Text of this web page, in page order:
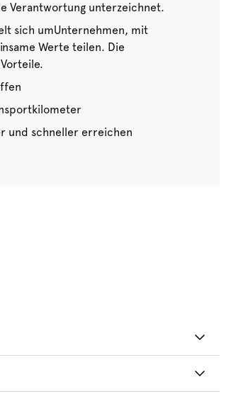
Verantwortung unterzeichnet.
sich umUnternehmen, mit
Werte teilen. Die
und schneller erreichen